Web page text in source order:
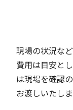
現場の状況な
費用は目安と
は現場を確認
お渡しいたしま